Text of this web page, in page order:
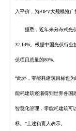
入平价，为BIPV大规模推
据悉，近年来分布式光伏
32.14%。根据中国光伏行
伏项目总量的80%。
“此外，零能耗建筑目标也
能耗建筑逐渐得到世界各国
智慧化管理，零能耗建筑可
标。”上述负责人表示。